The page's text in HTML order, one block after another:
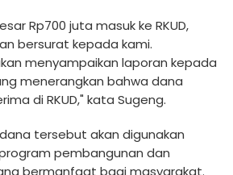
Rp700 juta masuk ke RKUD,
bersurat kepada kami.
menyampaikan laporan kepada
menerangkan bahwa dana
di RKUD," kata Sugeng.
tersebut akan digunakan
pembangunan dan
bermanfaat bagi masyarakat.